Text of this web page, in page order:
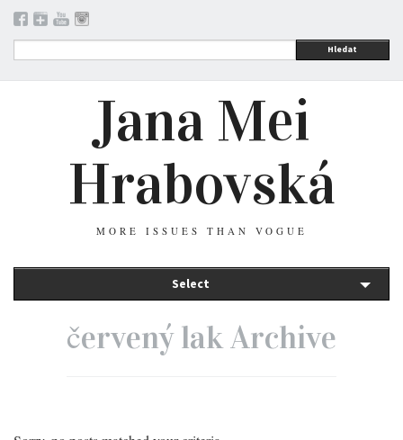
Hledat
Jana Mei
Hrabovská
MORE ISSUES THAN VOGUE
Select
červený lak Archive